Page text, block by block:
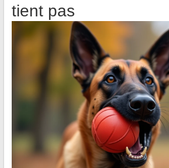
tient pas